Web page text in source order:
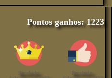
Pontos ganhos: 1223
Recebido:
Recebido: